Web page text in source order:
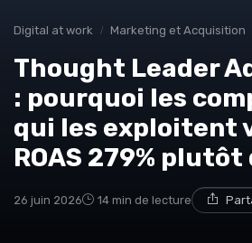
Digital at work Marketing et Acquisition
Thought Leader
: pourquoi les
qui les exploitent
ROAS 279% plutôt
26 juin 2026 14 min de lecture